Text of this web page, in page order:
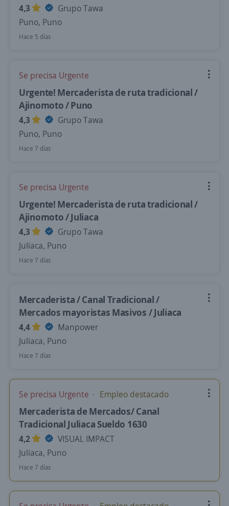
4,3
Grupo Tawa
Puno, Puno
Hace 5 días
Se precisa Urgente
Urgente! Mercaderista de ruta tradicional /
Ajinomoto / Puno
4,3
Grupo Tawa
Puno, Puno
Hace 7 días
Se precisa Urgente
Urgente! Mercaderista de ruta tradicional /
Ajinomoto / Juliaca
4,3
Grupo Tawa
Juliaca, Puno
Hace 7 días
Mercaderista / Canal Tradicional /
Mercados mayoristas Masivos / Juliaca
4,4
Manpower
Juliaca, Puno
Hace 7 días
Se precisa Urgente Empleo destacado
Mercaderista de Mercados/ Canal
Tradicional Juliaca Sueldo 1630
4,2
VISUAL IMPACT
Juliaca, Puno
Hace 7 días